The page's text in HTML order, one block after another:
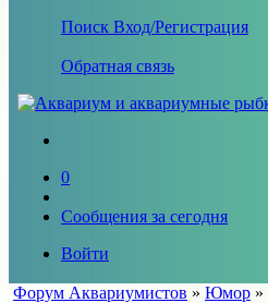
Поиск Вход/Регистрация
Обратная связь
0
Сообщения за сегодня
Войти
Форум Аквариумистов » Юмор »